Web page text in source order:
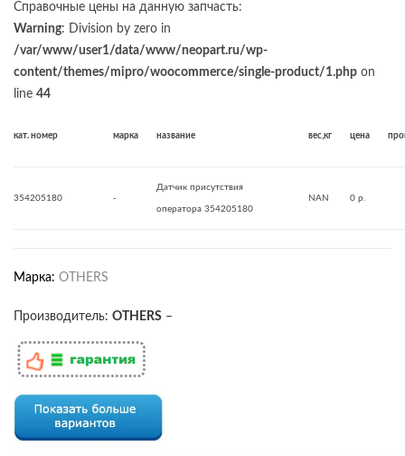
Справочные цены на данную запчасть:
Warning: Division by zero in
/var/www/user1/data/www/neopart.ru/wp-
content/themes/mipro/woocommerce/single-product/1.php on
line 44
кат. номер марка название вес,кг цена
354205180 -
Датчик присутствия
оператора 354205180
NAN 0 р.
Марка: OTHERS
Производитель: OTHERS –